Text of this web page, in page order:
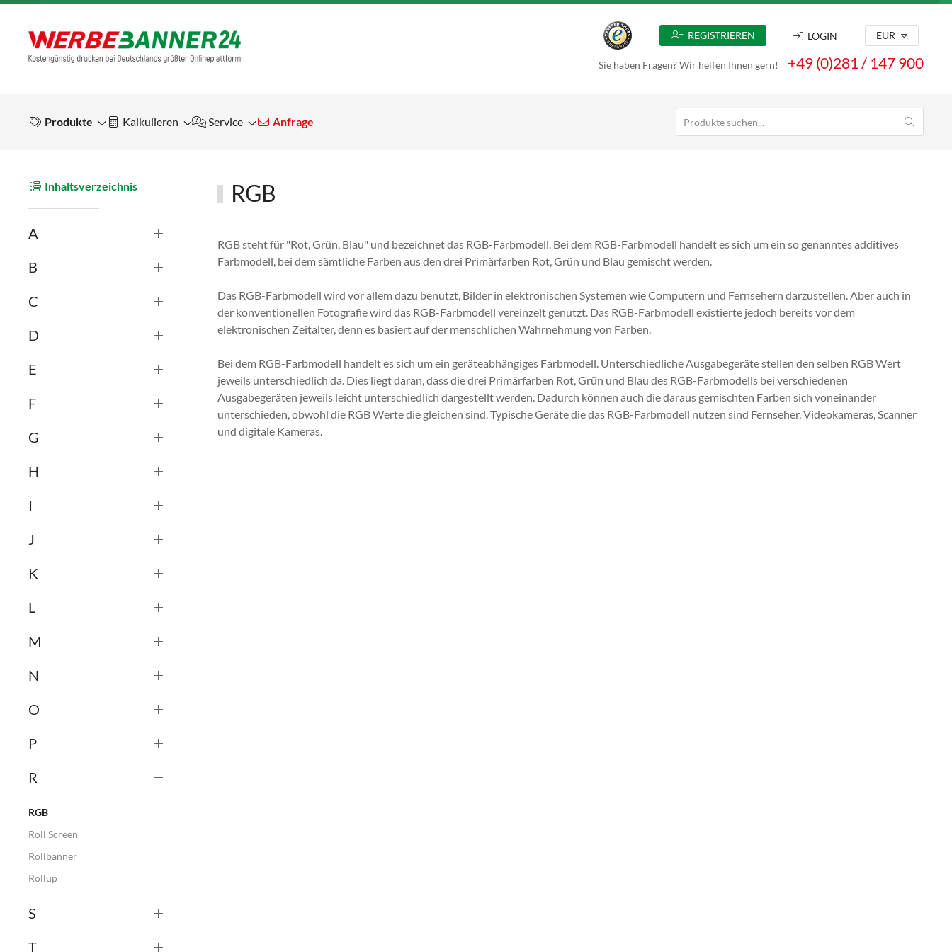
REGISTRIEREN LOGIN EUR
Sie haben Fragen? Wir helfen Ihnen gern! +49 (0)281 / 147 900
Produkte Kalkulieren Service Anfrage
Inhaltsverzeichnis
A
B
C
D
E
F
G
H
I
J
K
L
M
N
O
P
R
RGB
Roll Screen
Rollbanner
Rollup
S
T
RGB
RGB steht für "Rot, Grün, Blau" und bezeichnet das RGB-Farbmodell. Bei dem RGB-Farbmodell handelt es sich um ein so genanntes additives
Farbmodell, bei dem sämtliche Farben aus den drei Primärfarben Rot, Grün und Blau gemischt werden.
Das RGB-Farbmodell wird vor allem dazu benutzt, Bilder in elektronischen Systemen wie Computern und Fernsehern darzustellen. Aber auch in
der konventionellen Fotografie wird das RGB-Farbmodell vereinzelt genutzt. Das RGB-Farbmodell existierte jedoch bereits vor dem
elektronischen Zeitalter, denn es basiert auf der menschlichen Wahrnehmung von Farben.
Bei dem RGB-Farbmodell handelt es sich um ein geräteabhängiges Farbmodell. Unterschiedliche Ausgabegeräte stellen den selben RGB Wert
jeweils unterschiedlich da. Dies liegt daran, dass die drei Primärfarben Rot, Grün und Blau des RGB-Farbmodells bei verschiedenen
Ausgabegeräten jeweils leicht unterschiedlich dargestellt werden. Dadurch können auch die daraus gemischten Farben sich voneinander
unterschieden, obwohl die RGB Werte die gleichen sind. Typische Geräte die das RGB-Farbmodell nutzen sind Fernseher, Videokameras, Scanner
und digitale Kameras.